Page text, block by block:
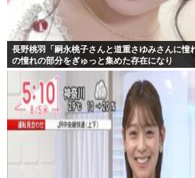
長野桃羽「嗣永桃子さんと道重さゆみさんに憧
の憧れの部分をぎゅっと集めた存在になり